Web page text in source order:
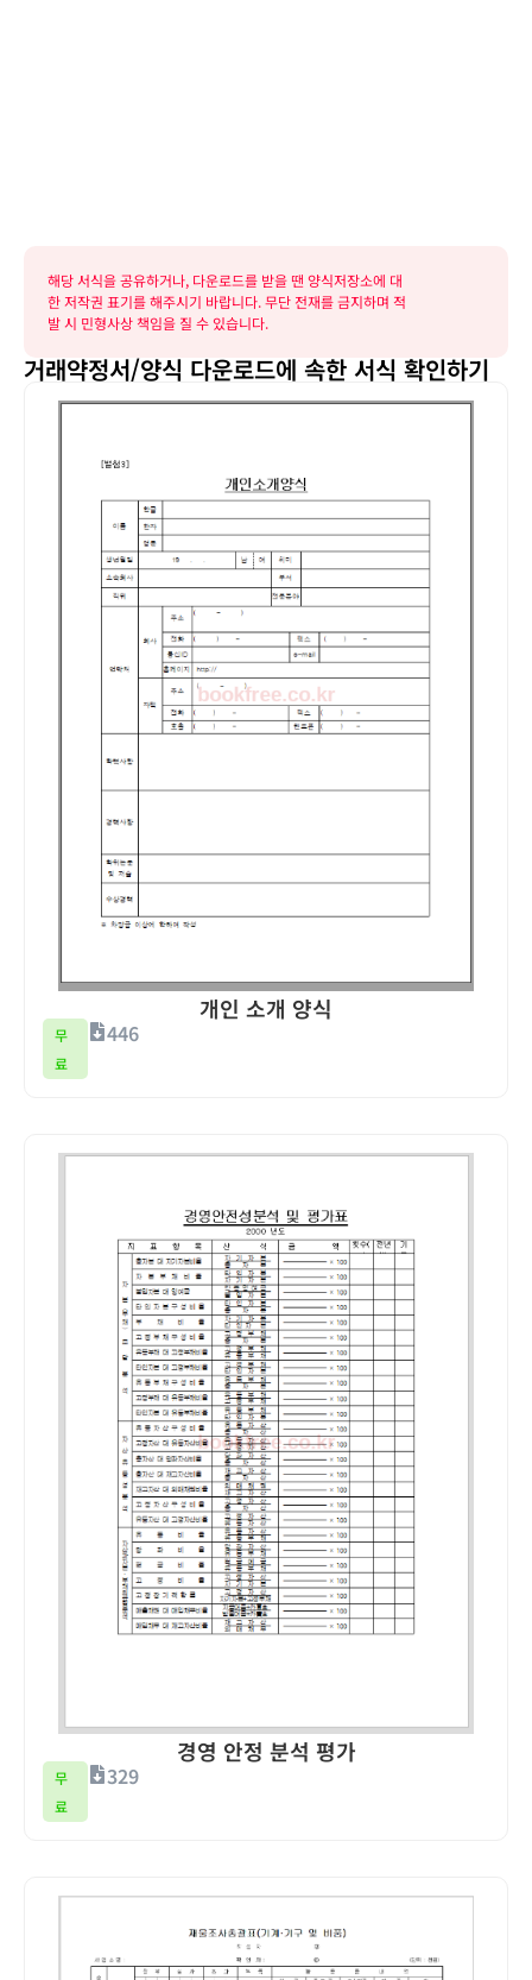
해당 서식을 공유하거나, 다운로드를 받을 땐 양식저장소에 대
한 저작권 표기를 해주시기 바랍니다. 무단 전재를 금지하며 적
발 시 민형사상 책임을 질 수 있습니다.
거래약정서/양식 다운로드에 속한 서식 확인하기
개인 소개 양식
무
료
446
경영 안정 분석 평가
무
료
329